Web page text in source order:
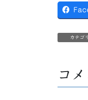
カテゴ
コ